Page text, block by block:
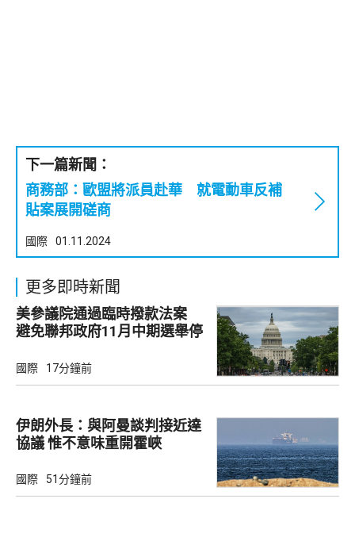
下一篇新聞：
商務部：歐盟將派員赴華 就電動車反補
貼案展開磋商
國際 01.11.2024
更多即時新聞
美參議院通過臨時撥款法案
避免聯邦政府11月中期選舉停
國際 17分鐘前
伊朗外長：與阿曼談判接近達
協議 惟不意味重開霍峽
國際 51分鐘前